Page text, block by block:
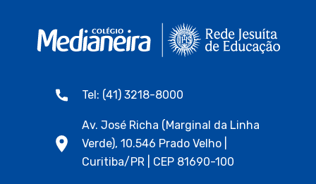
Tel: (41) 3218-8000
Av. José Richa (Marginal da Linha
Verde), 10.546 Prado Velho |
Curitiba/PR | CEP 81690-100